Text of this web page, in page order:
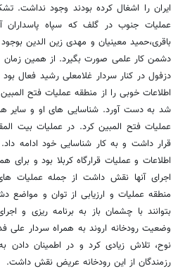
ایران را اشغال کرده بودند وجود نداشت.
عملیات جنوب در گلف که سپاه
باقری،حمید معینیان و مهدی زین الدین
دشمن کار علمی صورت بگیرد. از همین
دزفول در کنار سردار غلامعلی رشید فعال
اطلاعات خوبی را از منطقه عملیات فتح
شد به دست آورد. شناسایی های او و سایر
عملیات فتح المبین کرد. در عملیات بیت
قرار داشت و به کار شناسایی خود ادامه
اطلاعات و عملیات قرارگاه کربلا بود و برای
منطقه عملیات و ارزیابی از توان و مواضع
بتوانند با چشمان باز به برنامه ریزی و
وضعیت رودخانه اروند به همراه سردار علی
نوح، تلاش زیادی کرد و در اطمینان دادن
رزمندگان از این رودخانه عریض نقش داشت.